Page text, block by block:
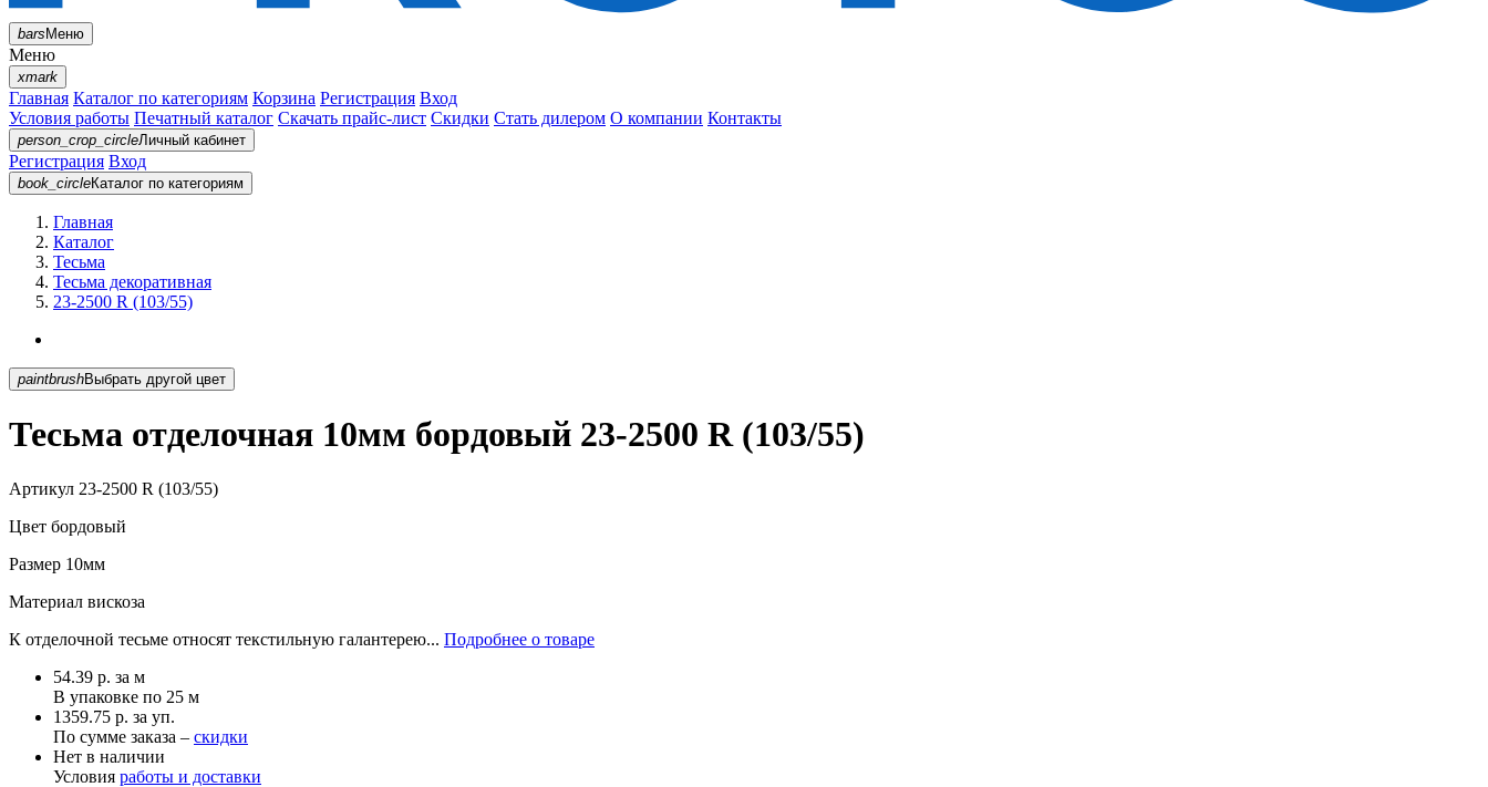
barsМеню
Меню
xmark
Главная Каталог по категориям Корзина Регистрация Вход
Условия работы Печатный каталог Скачать прайс-лист Скидки Стать дилером О компании Контакты
person_crop_circleЛичный кабинет
Регистрация Вход
book_circleКаталог по категориям
Главная
Каталог
Тесьма
Тесьма декоративная
23-2500 R (103/55)
paintbrush Выбрать другой цвет
Тесьма отделочная 10мм бордовый 23-2500 R (103/55)
Артикул 23-2500 R (103/55)
Цвет бордовый
Размер 10мм
Материал вискоза
К отделочной тесьме относят текстильную галантерею... Подробнее о товаре
54.39 р. за м
В упаковке по 25 м
1359.75 р. за уп.
По сумме заказа – скидки
Нет в наличии
Условия работы и доставки